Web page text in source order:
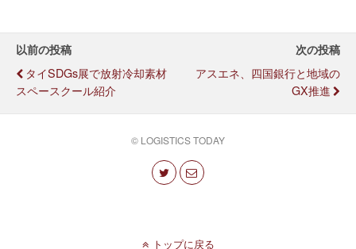
以前の投稿
タイSDGs展で放射冷却素材
スペースクール紹介
次の投稿
アスエネ、四国銀行と地域の
GX推進
© LOGISTICS TODAY
トップに戻る